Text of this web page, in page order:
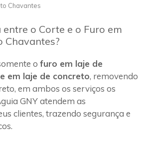
Chavantes
o Corte e o Furo em
Chavantes?
o furo em laje de
em laje de concreto, removendo
em ambos os serviços os
GNY atendem as
clientes, trazendo segurança e